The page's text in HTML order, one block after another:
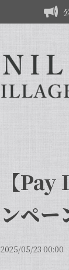
【
ンペー
2025/05/23 00:00